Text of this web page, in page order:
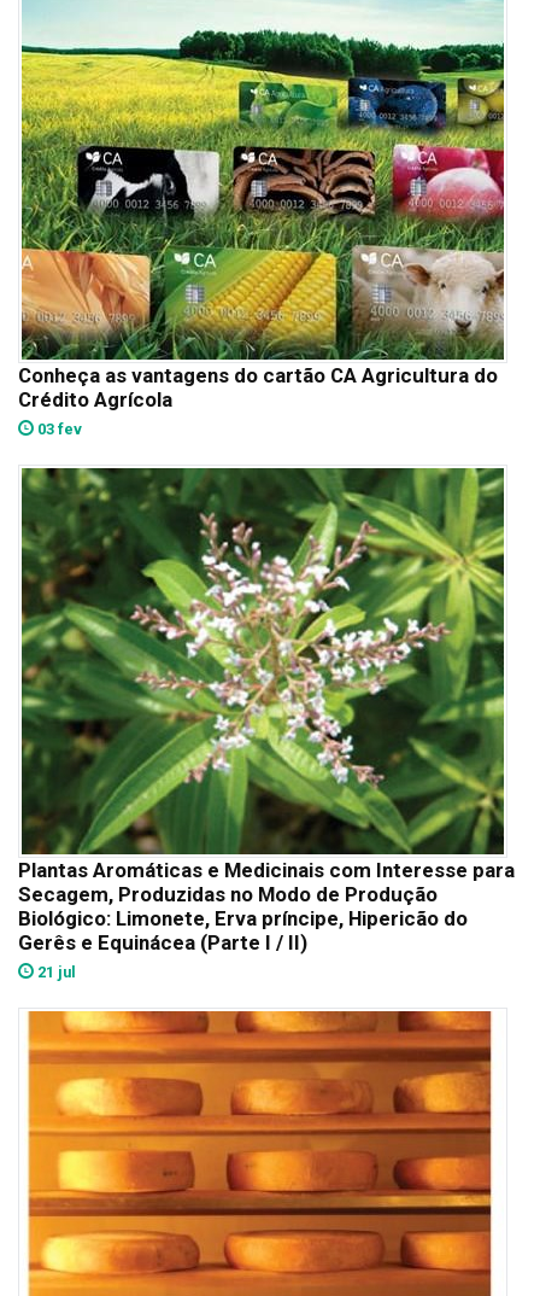
Conheça as vantagens do cartão CA Agricultura do
Crédito Agrícola
03 fev
Plantas Aromáticas e Medicinais com Interesse para
Secagem, Produzidas no Modo de Produção
Biológico: Limonete, Erva príncipe, Hipericão do
Gerês e Equinácea (Parte I / II)
21 jul